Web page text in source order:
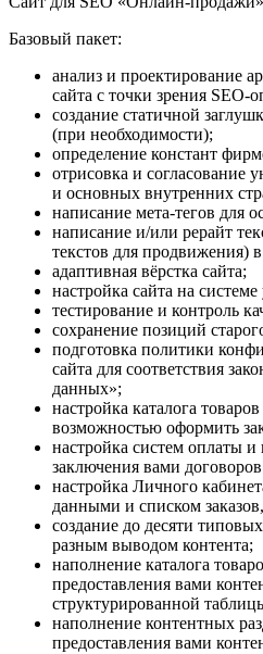
Базовый пакет:
анализ и проектирование
сайта с точки зрения SEO-
создание статичной
(при необходимости);
определение констант
отрисовка и согласование
и основных внутренних
написание мета-тегов для
написание и/или рерайт
текстов для продвижения)
адаптивная вёрстка сайта;
настройка сайта на
тестирование и контроль
сохранение позиций
подготовка политики
сайта для соответствия
данных»;
настройка каталога
возможностью оформить
настройка систем оплаты и
заключения вами
настройка Личного
данными и списком заказов,
создание до десяти
разным выводом контента;
наполнение каталога
предоставления вами
структурированной
наполнение контентных
предоставления вами